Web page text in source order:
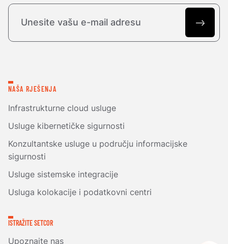
NAŠA RJEŠENJA
Infrastrukturne cloud usluge
Usluge kibernetičke sigurnosti
Konzultantske usluge u području informacijske
sigurnosti
Usluge sistemske integracije
Usluga kolokacije i podatkovni centri
ISTRAŽITE SETCOR
Upoznajte nas